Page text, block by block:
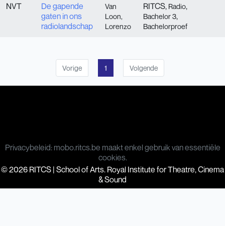
NVT
De gapende
gaten in ons
radiolandschap
Van
Loon,
Lorenzo
RITCS, Radio,
Bachelor 3,
Bachelorproef
Vorige 1 Volgende
Privacybeleid: mobo.ritcs.be maakt enkel gebruik van essentiële
cookies.
© 2026 RITCS | School of Arts. Royal Institute for Theatre, Cinema
& Sound